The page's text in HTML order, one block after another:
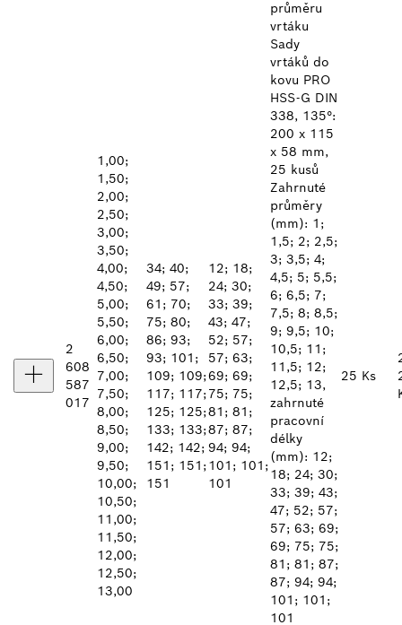
průměru
vrtáku
2
608
587
017
1,00;
1,50;
2,00;
2,50;
3,00;
3,50;
4,00;
4,50;
5,00;
5,50;
6,00;
6,50;
7,00;
7,50;
8,00;
8,50;
9,00;
9,50;
10,00;
10,50;
11,00;
11,50;
12,00;
12,50;
13,00
34; 40;
49; 57;
61; 70;
75; 80;
86; 93;
93; 101;
109; 109;
117; 117;
125; 125;
133; 133;
142; 142;
151; 151;
151
12; 18;
24; 30;
33; 39;
43; 47;
52; 57;
57; 63;
69; 69;
75; 75;
81; 81;
87; 87;
94; 94;
101; 101;
101
Sady
vrtáků do
kovu PRO
HSS-G DIN
338, 135°:
200 x 115
x 58 mm,
25 kusů
Zahrnuté
průměry
(mm): 1;
1,5; 2; 2,5;
3; 3,5; 4;
4,5; 5; 5,5;
6; 6,5; 7;
7,5; 8; 8,5;
9; 9,5; 10;
10,5; 11;
11,5; 12;
12,5; 13,
zahrnuté
pracovní
délky
(mm): 12;
18; 24; 30;
33; 39; 43;
47; 52; 57;
57; 63; 69;
69; 75; 75;
81; 81; 87;
87; 94; 94;
101; 101;
101
25 Ks